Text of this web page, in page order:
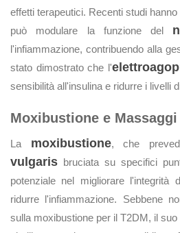
effetti terapeutici. Recenti studi
può modulare la funzione del
l'infiammazione, contribuendo alla
stato dimostrato che l'
sensibilità all'insulina e ridurre i livelli
Moxibustione e Massaggi
La moxibustione, che
vulgaris bruciata su specifici
potenziale nel migliorare l'integrità
ridurre l'infiammazione. Sebbene
sulla moxibustione per il T2DM, il